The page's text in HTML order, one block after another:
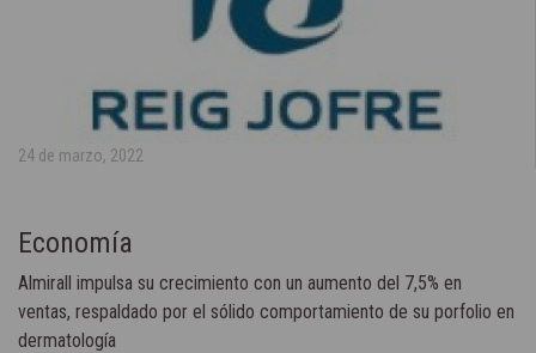
24 de marzo, 2022
Economía
Almirall impulsa su crecimiento con un aumento del 7,5% en
ventas, respaldado por el sólido comportamiento de su porfolio en
dermatología